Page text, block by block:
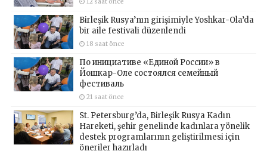
12 saat önce
Birleşik Rusya’nın girişimiyle Yoshkar-Ola’da
bir aile festivali düzenlendi
18 saat önce
По инициативе «Единой России» в
Йошкар-Оле состоялся семейный
фестиваль
21 saat önce
St. Petersburg’da, Birleşik Rusya Kadın
Hareketi, şehir genelinde kadınlara yönelik
destek programlarının geliştirilmesi için
öneriler hazırladı